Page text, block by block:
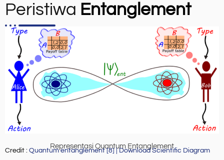
Peristiwa Entanglement
Representasi Quantum Entanglement
Credit : Quantum entanglement [8] | Download Scientific Diagram